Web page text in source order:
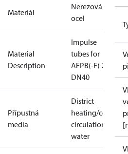
Materiál
Nerezová
ocel
Material
Description
Impulse
tubes for
AFPB(-F) 2
DN40
Přípustná
media
District
heating/cooling
circulation
water